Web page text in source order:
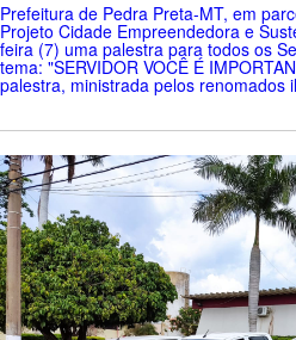
Prefeitura de Pedra Preta-MT, em
Projeto Cidade Empreendedora e
feira (7) uma palestra para todos os
tema: "SERVIDOR VOCÊ É
palestra, ministrada pelos renomados